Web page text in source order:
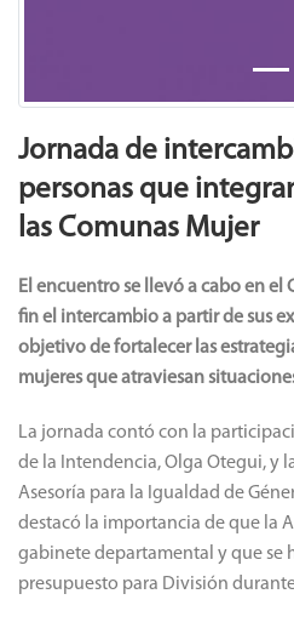
Jornada de
personas que
las Comunas Mujer
El encuentro se llevó a cabo en el
fin el intercambio a partir de sus
objetivo de fortalecer las
mujeres que atraviesan
La jornada contó con la
de la Intendencia, Olga Otegui, y
Asesoría para la Igualdad de
destacó la importancia de que la
gabinete departamental y que se
presupuesto para División